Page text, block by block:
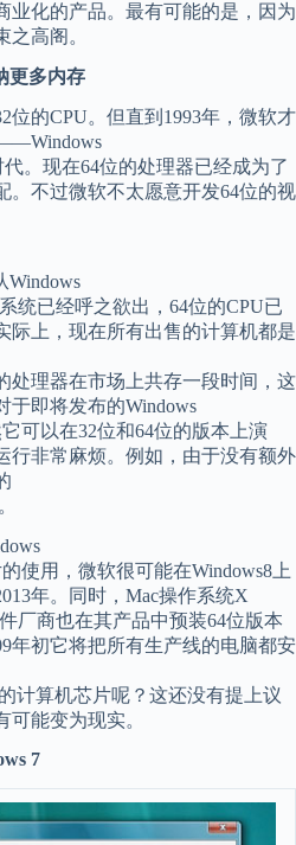
业化的产品。最有可能的是，因为
高阁。
更多内存
的CPU。但直到1993年，微软才
。现在64位的处理器已经成为了
。不过微软不太愿意开发64位的视
Windows
统已经呼之欲出，64位的CPU已
际上，现在所有出售的计算机都是
处理器在市场上共存一段时间，这
于即将发布的Windows
可以在32位和64位的版本上演
行非常麻烦。例如，由于没有额外
使用，微软很可能在Windows8上
年。同时，Mac操作系统X
厂商也在其产品中预装64位版本
年初它将把所有生产线的电脑都安
计算机芯片呢？这还没有提上议
可能变为现实。
7